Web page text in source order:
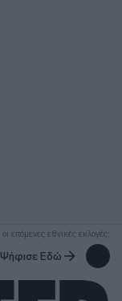
επόμενες εθνικές εκλογές;
Ψήφισε Εδώ